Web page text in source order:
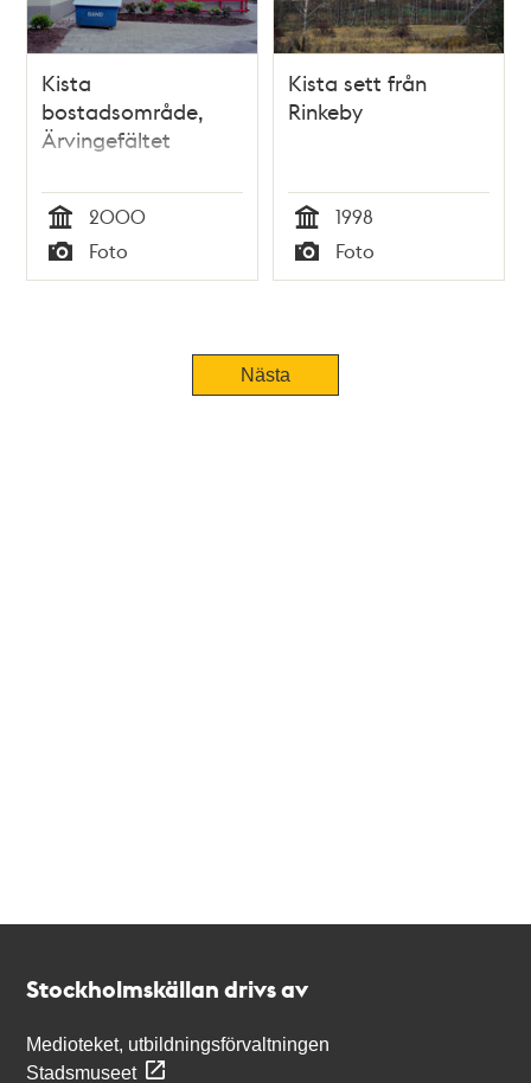
Kista
bostadsområde,
Ärvingefältet
Tid
2000
Typ
Foto
Kista sett från
Rinkeby
Tid
1998
Typ
Foto
Nästa
Stockholmskällan drivs av
Medioteket, utbildningsförvaltningen
Stadsmuseet